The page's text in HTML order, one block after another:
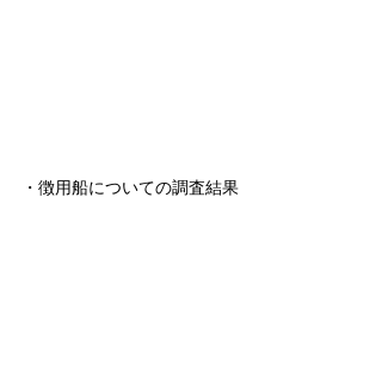
・徴用船についての調査結果